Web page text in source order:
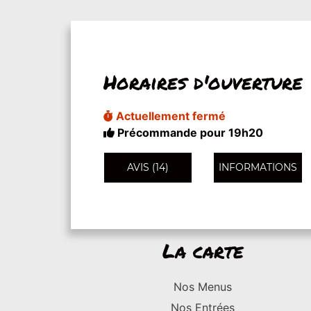
Horaires d'ouverture
Actuellement fermé
Précommande pour 19h20
AVIS (14) INFORMATIONS
La carte
Nos Menus
Nos Entrées